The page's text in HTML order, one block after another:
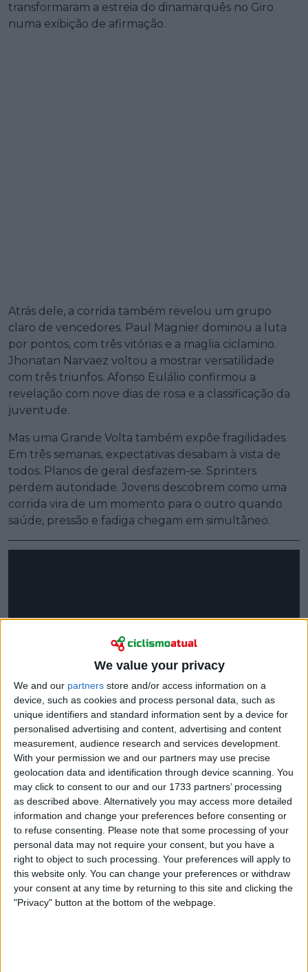
We value your privacy
We and our partners store and/or access information on a
device, such as cookies and process personal data, such as
unique identifiers and standard information sent by a device for
personalised advertising and content, advertising and content
measurement, audience research and services development.
With your permission we and our partners may use precise
geolocation data and identification through device scanning. You
may click to consent to our and our 1733 partners’ processing
as described above. Alternatively you may access more detailed
information and change your preferences before consenting or
to refuse consenting.
Please note that some processing of your
personal data may not require your consent, but you have a
right to object to such processing. Your preferences will apply to
this website only. You can change your preferences or withdraw
your consent at any time by returning to this site and clicking the
"Privacy" button at the bottom of the webpage.
transformaram a estreia do dinamarquês no Giro
numa exibição de afirmação.
Atrás dele, a corrida também revelou um grupo
claro de vencedores. Paul Magnier dominou a luta
por pontos, com três vitórias e a maglia ciclamino.
Jhonatan Narvaez voltou a mostrar versatilidade
com três triunfos. Afonso Eulálio confirmou a
revelação com nove dias de rosa e a classificação da
juventude.
Mas uma Grande Volta também expõe fragilidades.
Em três semanas, expectativas desabam à vista de
todos. Planos de geral desfazem-se. Sprinters
perdem autoridade. Jovens descobrem como uma
corrida vira de um momento para o outro quando
saúde, pressão e fadiga chegam em simultâneo.
Por esse critério, estes foram os cinco maiores
derrotados daVolta a Itália2026.